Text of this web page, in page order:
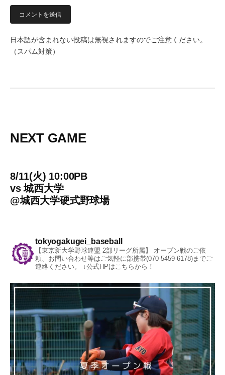
日本語が含まれない投稿は無視されますのでご注意ください。
（スパム対策）
NEXT GAME
8/11(火) 10:00PB
vs城西大学
@城西大学硬式野球場
tokyogakugei_baseball
【東京新大学野球連盟 2部リーグ所属】
オープン戦のご依
頼、お問い合わせ等はご気軽に部携帯(070-5459-6178)までご
連絡ください。
↓公式HPはこちらから！